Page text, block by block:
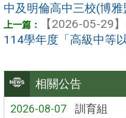
相關公告
2026-08-07 訓育組
中及明倫高中三校(博
【2026-05-29】
114學年度「高級中等